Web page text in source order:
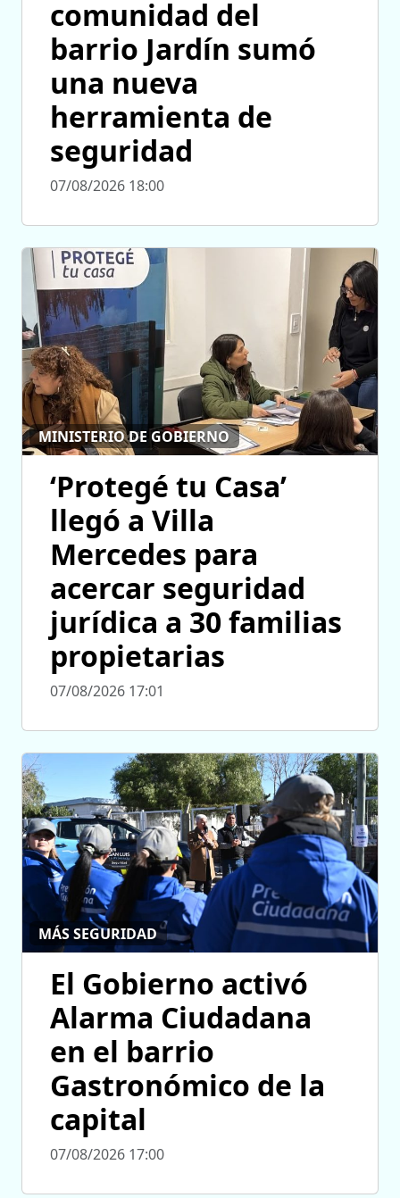
comunidad del
barrio Jardín sumó
una nueva
herramienta de
seguridad
07/08/2026 18:00
MINISTERIO DE GOBIERNO
‘Protegé tu Casa’
llegó a Villa
Mercedes para
acercar seguridad
jurídica a 30 familias
propietarias
07/08/2026 17:01
MÁS SEGURIDAD
El Gobierno activó
Alarma Ciudadana
en el barrio
Gastronómico de la
capital
07/08/2026 17:00